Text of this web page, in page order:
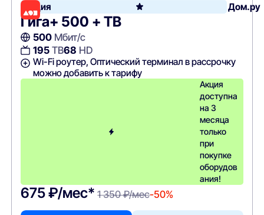
Акция Дом.ру
Гига+ 500 + ТВ
500Мбит/с
195ТВ68 HD
Wi-Fi роутер, Оптический терминал в рассрочку
можно добавить к тарифу
Акция
доступна
на 3
месяца
только
при
покупке
оборудов
ания!
675 ₽/мес* 1 350 ₽/мес-50%